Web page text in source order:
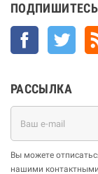
Facebook
РАССЫЛКА
Вы можете
нашими